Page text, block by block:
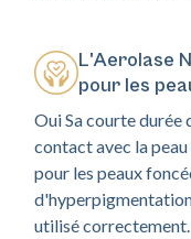
L'Aerolase
pour les
Oui Sa courte durée
contact avec la
pour les peaux
utilisé correctement.